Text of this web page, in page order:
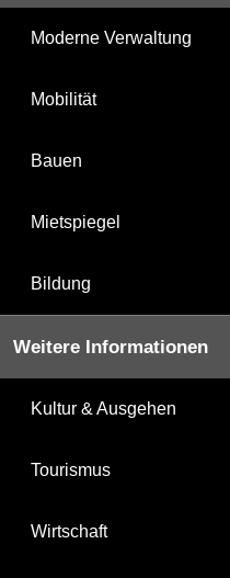
Moderne Verwaltung
Mobilität
Bauen
Mietspiegel
Bildung
Weitere Informationen
Kultur & Ausgehen
Tourismus
Wirtschaft